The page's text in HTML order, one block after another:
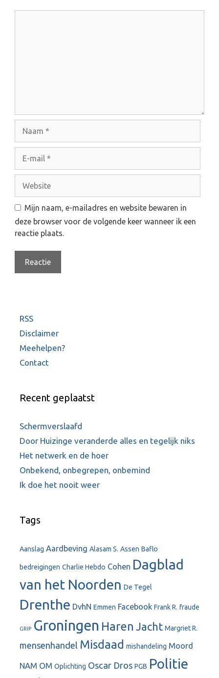
a
m
i
l
b
i
t
e
Mijn naam, e-mailadres en website bewaren in
deze browser voor de volgende keer wanneer ik een
reactie plaats.
RSS
Disclaimer
Meehelpen?
Contact
Recent geplaatst
Schermverslaafd
Door Huizinge veranderde alles en tegelijk niks
Het netwerk en de hoer
Onbekend, onbegrepen, onbemind
Ik doe het nooit weer
Tags
Aanslag Aardbeving Alasam S. Assen Baflo
bedreigingen Charlie Hebdo Cohen Dagblad
van het Noorden De Tegel
Drenthe DvhN Emmen Facebook Frank R. fraude
GRIP Groningen Haren Jacht Margriet R.
mensenhandel Misdaad mishandeling Moord
NAM OM Oplichting Oscar Dros PGB Politie